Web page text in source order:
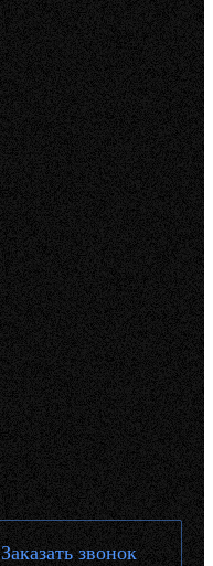
Заказать звонок